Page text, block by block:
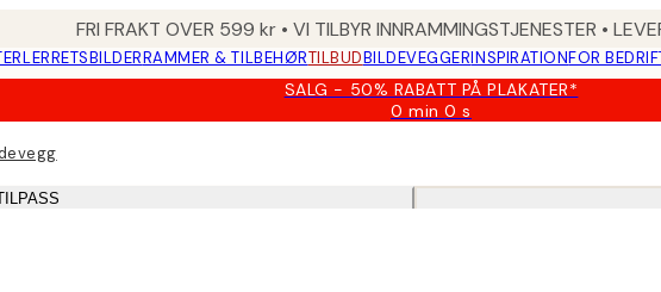
FRI FRAKT OVER 599 kr • VI TILBYR INNRAMMINGSTJENESTER •
LERRETSBILDERRAMMER & TILBEHØRTILBUDBILDEVEGGERINSPIRATIONFOR
SALG - 50% RABATT PÅ PLAKATER*
0 min0 s
Gyldig
med: